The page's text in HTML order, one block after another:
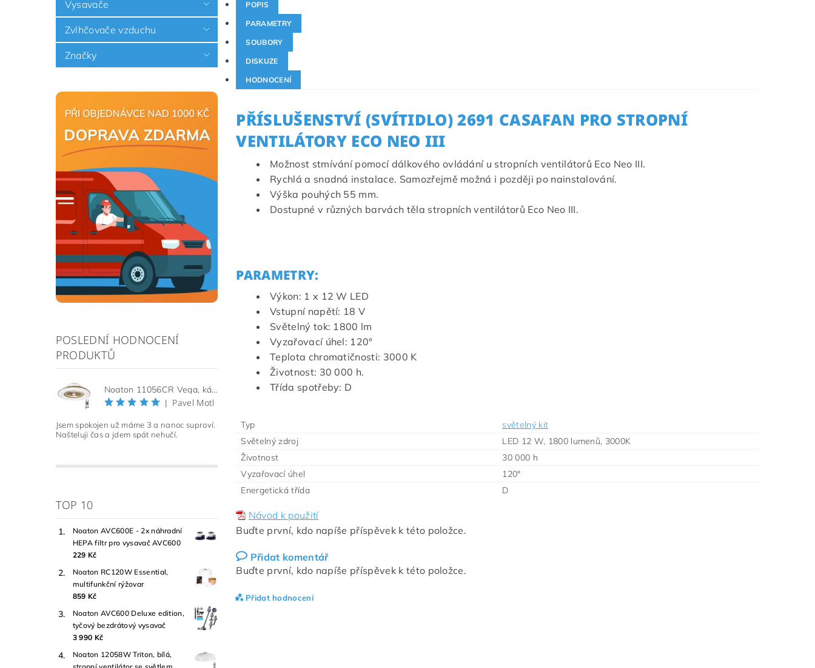
Vysavače
Zvlhčovače vzduchu
Značky
POSLEDNÍ HODNOCENÍ
PRODUKTŮ
Noaton 11056CR Vega, kávová, stropní ventilátor se světlem
| Pavel Motl
Jsem spokojen už máme 3 a nanoc suproví.
Našteluji čas a jdem spát nehučí.
TOP 10
Noaton AVC600E - 2x náhradní
HEPA filtr pro vysavač AVC600
229 Kč
Noaton RC120W Essential,
multifunkční rýžovar
859 Kč
Noaton AVC600 Deluxe edition,
tyčový bezdrátový vysavač
3 990 Kč
Noaton 12058W Triton, bílá,
POPIS
PARAMETRY
SOUBORY
DISKUZE
HODNOCENÍ
PŘÍSLUŠENSTVÍ (SVÍTIDLO) 2691 CASAFAN PRO STROPNÍ
VENTILÁTORY ECO NEO III
Možnost stmívání pomocí dálkového ovládání u stropních ventilátorů Eco Neo III.
Rychlá a snadná instalace. Samozřejmě možná i později po nainstalování.
Výška pouhých 55 mm.
Dostupné v různých barvách těla stropních ventilátorů Eco Neo III.
PARAMETRY:
Výkon: 1 x 12 W LED
Vstupní napětí: 18 V
Světelný tok: 1800 lm
Vyzařovací úhel: 120°
Teplota chromatičnosti: 3000 K
Životnost: 30 000 h.
Třída spotřeby: D
Typ
světelný kit
Světelný zdroj
LED 12 W, 1800 lumenů, 3000K
Životnost
30 000 h
Vyzařovací úhel
120°
Energetická třída
D
Návod k použití
Buďte první, kdo napíše příspěvek k této položce.
Přidat komentář
Buďte první, kdo napíše příspěvek k této položce.
Přidat hodnocení